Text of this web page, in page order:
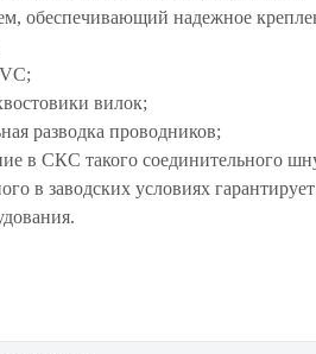
обеспечивающий надежное
вилок;
разводка проводников;
в СКС такого соединительного
в заводских условиях